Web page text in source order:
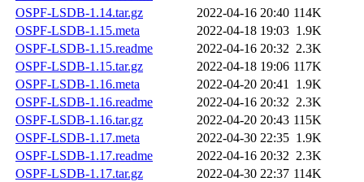
OSPF-LSDB-1.14.tar.gz
2022-04-16 20:40 114K
OSPF-LSDB-1.15.meta
2022-04-18 19:03 1.9K
OSPF-LSDB-1.15.readme
2022-04-16 20:32 2.3K
OSPF-LSDB-1.15.tar.gz
2022-04-18 19:06 117K
OSPF-LSDB-1.16.meta
2022-04-20 20:41 1.9K
OSPF-LSDB-1.16.readme
2022-04-16 20:32 2.3K
OSPF-LSDB-1.16.tar.gz
2022-04-20 20:43 115K
OSPF-LSDB-1.17.meta
2022-04-30 22:35 1.9K
OSPF-LSDB-1.17.readme
2022-04-16 20:32 2.3K
OSPF-LSDB-1.17.tar.gz
2022-04-30 22:37 114K